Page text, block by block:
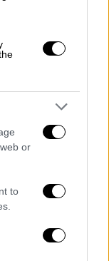
or
to
σε
και
ενός
από την